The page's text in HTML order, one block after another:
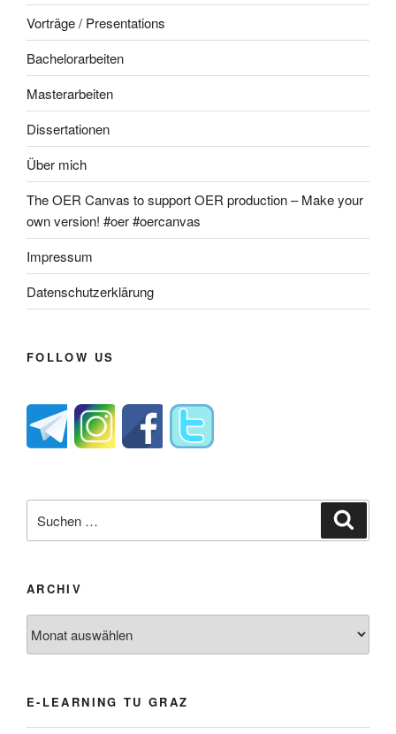
Vorträge / Presentations
Bachelorarbeiten
Masterarbeiten
Dissertationen
Über mich
The OER Canvas to support OER production – Make your
own version! #oer #oercanvas
Impressum
Datenschutzerklärung
FOLLOW US
nach:
ARCHIV
E-LEARNING TU GRAZ